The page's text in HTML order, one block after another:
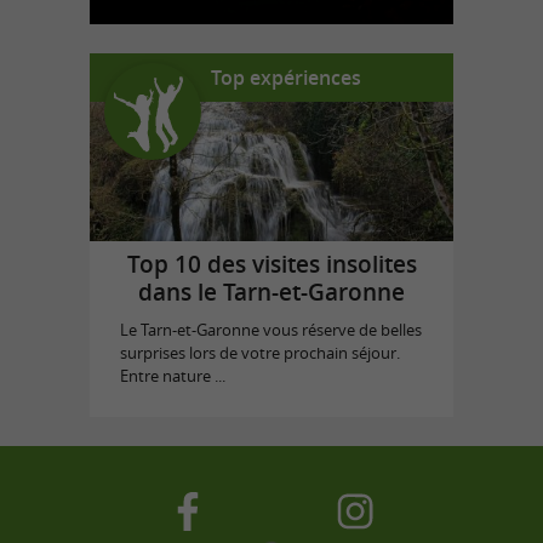
Top expériences
Top 10 des visites insolites
dans le Tarn-et-Garonne
Le Tarn-et-Garonne vous réserve de belles
surprises lors de votre prochain séjour.
Entre nature ...